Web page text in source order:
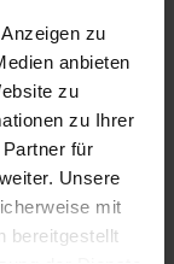
zu
anbieten
zu
zu Ihrer
für
Unsere
mit
bereitgestellt
Mai
2026
in Deutschland
-Seite